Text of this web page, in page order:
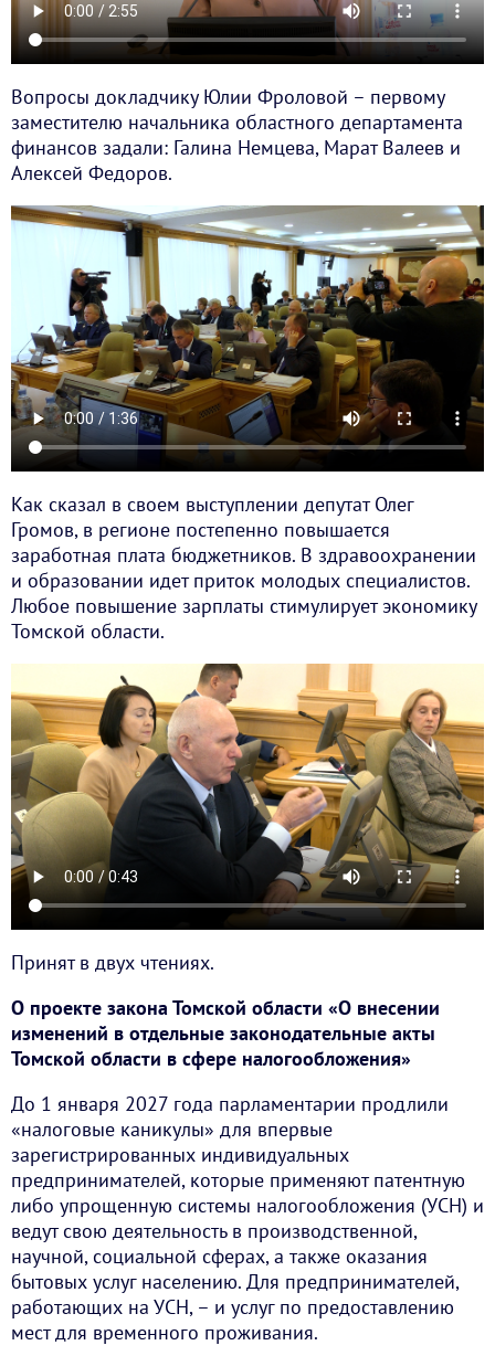
Вопросы докладчику Юлии Фроловой – первому
заместителю начальника областного департамента
финансов задали: Галина Немцева, Марат Валеев и
Алексей Федоров.
Как сказал в своем выступлении депутат Олег
Громов, в регионе постепенно повышается
заработная плата бюджетников. В здравоохранении
и образовании идет приток молодых специалистов.
Любое повышение зарплаты стимулирует экономику
Томской области.
Принят в двух чтениях.
О проекте закона Томской области «О внесении
изменений в отдельные законодательные акты
Томской области в сфере налогообложения»
До 1 января 2027 года парламентарии продлили
«налоговые каникулы» для впервые
зарегистрированных индивидуальных
предпринимателей, которые применяют патентную
либо упрощенную системы налогообложения (УСН) и
ведут свою деятельность в производственной,
научной, социальной сферах, а также оказания
бытовых услуг населению. Для предпринимателей,
работающих на УСН, – и услуг по предоставлению
мест для временного проживания.